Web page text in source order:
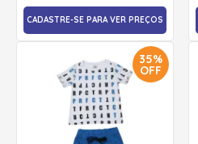
CADASTRE-SE PARA VER PREÇOS
35%
OFF